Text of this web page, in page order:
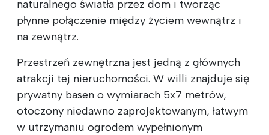
naturalnego światła przez dom i tworząc
płynne połączenie między życiem wewnątrz i
na zewnątrz.
Przestrzeń zewnętrzna jest jedną z głównych
atrakcji tej nieruchomości. W willi znajduje się
prywatny basen o wymiarach 5x7 metrów,
otoczony niedawno zaprojektowanym, łatwym
w utrzymaniu ogrodem wypełnionym